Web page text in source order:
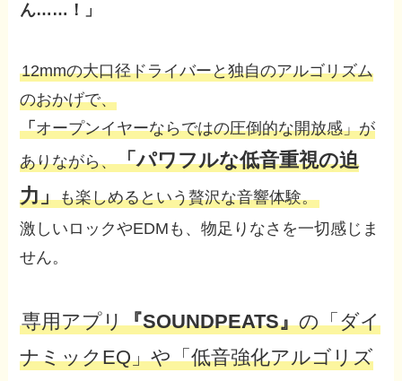
ん……！」
12mmの大口径ドライバーと独自のアルゴリズム
のおかげで、
「オープンイヤーならではの圧倒的な開放感」が
ありながら、「パワフルな低音重視の迫
力」も楽しめるという贅沢な音響体験。
激しいロックやEDMも、物足りなさを一切感じま
せん。
専用アプリ『SOUNDPEATS』の「ダイ
ナミックEQ」や「低音強化アルゴリズ